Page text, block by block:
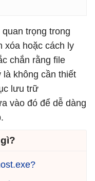
trọng trong
xóa hoặc cách ly
chắn rằng file
không cần thiết
lưu trữ
vào đó để dễ dàng